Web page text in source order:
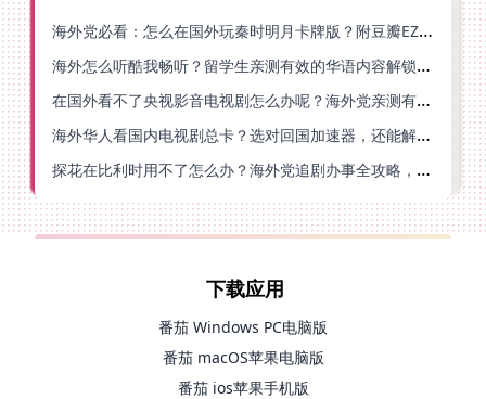
海外党必看：怎么在国外玩秦时明月卡牌版？附豆瓣EZCast地区限制破解法
海外怎么听酷我畅听？留学生亲测有效的华语内容解锁指南
在国外看不了央视影音电视剧怎么办呢？海外党亲测有效的回国加速方案
海外华人看国内电视剧总卡？选对回国加速器，还能解决菲律宾打不开反诈中心的问题
探花在比利时用不了怎么办？海外党追剧办事全攻略，选对加速器就够了
下载应用
番茄 Windows PC电脑版
番茄 macOS苹果电脑版
番茄 ios苹果手机版